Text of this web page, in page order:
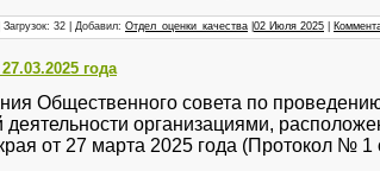
32 | Добавил: Отдел_оценки_качества 02 Июля 2025
года
Общественного совета по
деятельности организациями,
от 27 марта 2025 года (Протокол № 1